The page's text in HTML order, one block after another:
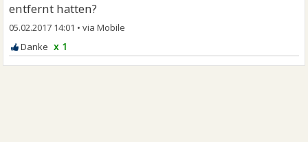
entfernt hatten?
05.02.2017 14:01 •
x 1